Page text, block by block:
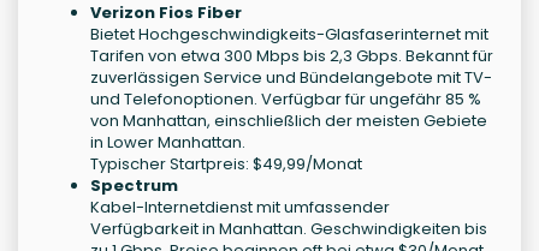
Verizon Fios Fiber
Bietet Hochgeschwindigkeits-Glasfaserinternet mit
Tarifen von etwa 300 Mbps bis 2,3 Gbps. Bekannt für
zuverlässigen Service und Bündelangebote mit TV-
und Telefonoptionen. Verfügbar für ungefähr 85 %
von Manhattan, einschließlich der meisten Gebiete
in Lower Manhattan.
Typischer Startpreis: $49,99/Monat
Spectrum
Kabel-Internetdienst mit umfassender
Verfügbarkeit in Manhattan. Geschwindigkeiten bis